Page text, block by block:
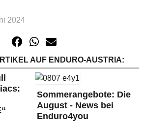
2024
AUF ENDURO-AUSTRIA:
Sommerangebote: Die
August - News bei
Enduro4you